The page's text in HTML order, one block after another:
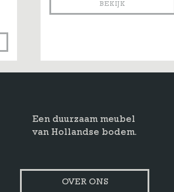
BEKIJK
Een duurzaam meubel
van Hollandse bodem.
OVER ONS